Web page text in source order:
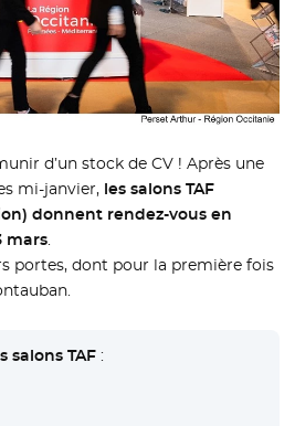
d’un stock de CV ! Après une
mi-janvier, les salons TAF
donnent rendez-vous en
mars
portes, dont pour la première fois
salons TAF :